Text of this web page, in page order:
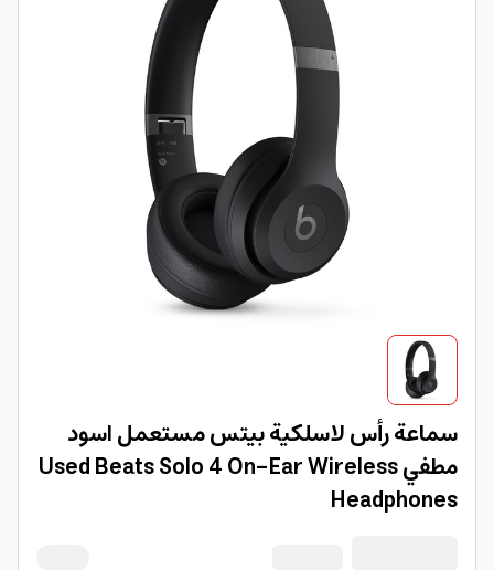
سماعة رأس لاسلكية بيتس مستعمل اسود
مطفي Used Beats Solo 4 On-Ear Wireless
Headphones